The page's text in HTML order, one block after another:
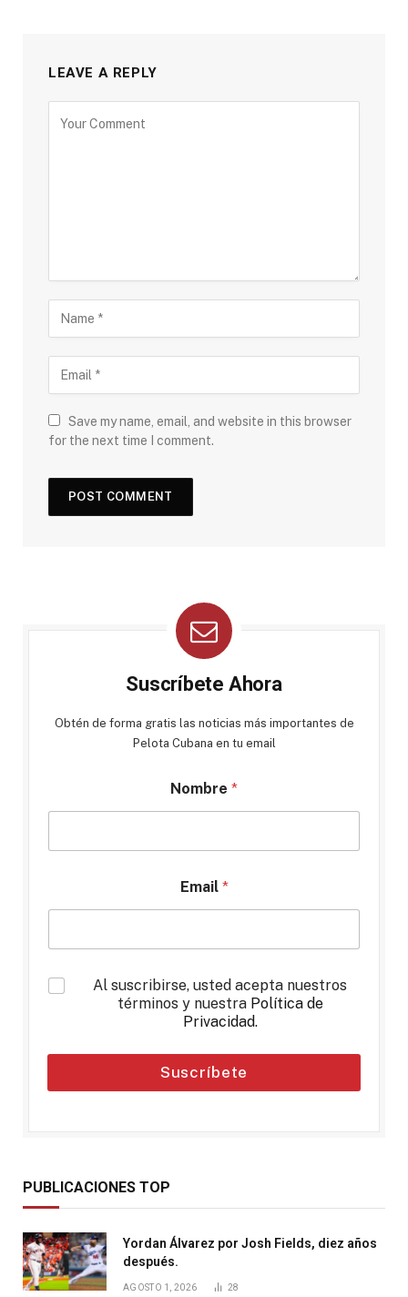
LEAVE A REPLY
Save my name, email, and website in this browser
for the next time I comment.
Suscríbete Ahora
Obtén de forma gratis las noticias más importantes de
Pelota Cubana en tu email
Nombre *
Email *
*
Al suscribirse, usted acepta nuestros
términos y nuestra Política de
Privacidad.
Suscríbete
PUBLICACIONES TOP
Yordan Álvarez por Josh Fields, diez años
después.
AGOSTO 1, 2026 28